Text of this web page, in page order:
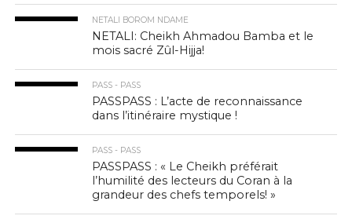
NETALI BOROM NDAME
NETALI: Cheikh Ahmadou Bamba et le
mois sacré Zûl-Hijja!
PASS - PASS
PASSPASS : L’acte de reconnaissance
dans l’itinéraire mystique !
PASS - PASS
PASSPASS : « Le Cheikh préférait
l’humilité des lecteurs du Coran à la
grandeur des chefs temporels! »